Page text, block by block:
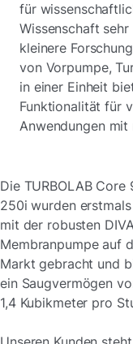
für
Wissenschaft
kleinere
von Vorpumpe,
in einer Einheit
Funktionalität für
Anwendungen mit
Die TURBOLAB Core
250i wurden
mit der robusten
Membranpumpe auf
Markt gebracht und
ein Saugvermögen
1,4 Kubikmeter pro